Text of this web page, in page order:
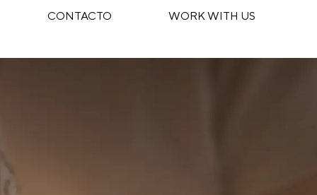
CONTACTO WORK WITH US